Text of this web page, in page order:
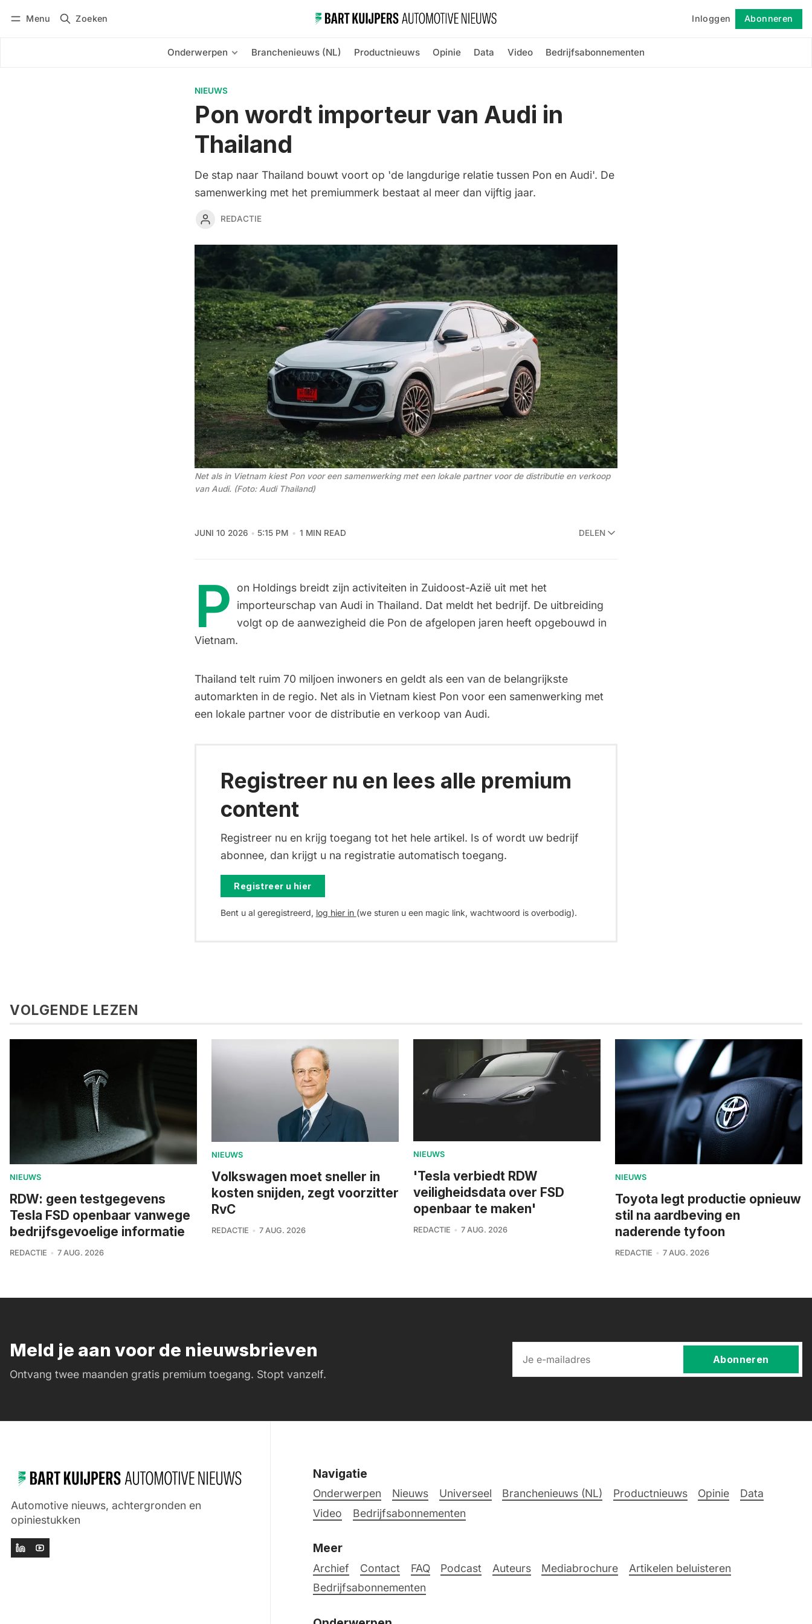
Menu Zoeken Inloggen Abonneren
Onderwerpen Branchenieuws (NL) Productnieuws Opinie Data Video Bedrijfsabonnementen
NIEUWS
Pon wordt importeur van Audi in
Thailand
De stap naar Thailand bouwt voort op 'de langdurige relatie tussen Pon en Audi'. De
samenwerking met het premiummerk bestaat al meer dan vijftig jaar.
REDACTIE
Net als in Vietnam kiest Pon voor een samenwerking met een lokale partner voor de distributie en verkoop
van Audi. (Foto: Audi Thailand)
JUNI 10 2026 5:15 PM 1 MIN READ DELEN
P
on Holdings breidt zijn activiteiten in Zuidoost-Azië uit met het
importeurschap van Audi in Thailand. Dat meldt het bedrijf. De uitbreiding
volgt op de aanwezigheid die Pon de afgelopen jaren heeft opgebouwd in
Vietnam.
Thailand telt ruim 70 miljoen inwoners en geldt als een van de belangrijkste
automarkten in de regio. Net als in Vietnam kiest Pon voor een samenwerking met
een lokale partner voor de distributie en verkoop van Audi.
Registreer nu en lees alle premium
content
Registreer nu en krijg toegang tot het hele artikel. Is of wordt uw bedrijf
abonnee, dan krijgt u na registratie automatisch toegang.
Registreer u hier
Bent u al geregistreerd, log hier in (we sturen u een magic link, wachtwoord is overbodig).
VOLGENDE LEZEN
NIEUWS
RDW: geen testgegevens
Tesla FSD openbaar vanwege
bedrijfsgevoelige informatie
REDACTIE 7 AUG. 2026
NIEUWS
Volkswagen moet sneller in
kosten snijden, zegt voorzitter
RvC
REDACTIE 7 AUG. 2026
NIEUWS
'Tesla verbiedt RDW
veiligheidsdata over FSD
openbaar te maken'
REDACTIE 7 AUG. 2026
NIEUWS
Toyota legt productie opnieuw
stil na aardbeving en
naderende tyfoon
REDACTIE 7 AUG. 2026
Meld je aan voor de nieuwsbrieven
Ontvang twee maanden gratis premium toegang. Stopt vanzelf.
Abonneren
Automotive nieuws, achtergronden en
opiniestukken
Navigatie
Onderwerpen Nieuws Universeel Branchenieuws (NL) Productnieuws Opinie
Data
Video
Bedrijfsabonnementen
Meer
Archief Contact FAQ Podcast Auteurs Mediabrochure
Artikelen beluisteren
Bedrijfsabonnementen